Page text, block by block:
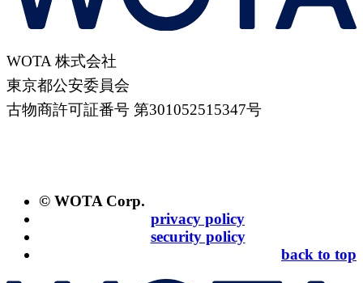
WOTA 株式会社
東京都公安委員会
古物商許可証番号 第301052515347号
© WOTA Corp.
privacy policy
security policy
back to top